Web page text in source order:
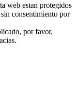
web estan protegidos
consentimiento por
por favor,